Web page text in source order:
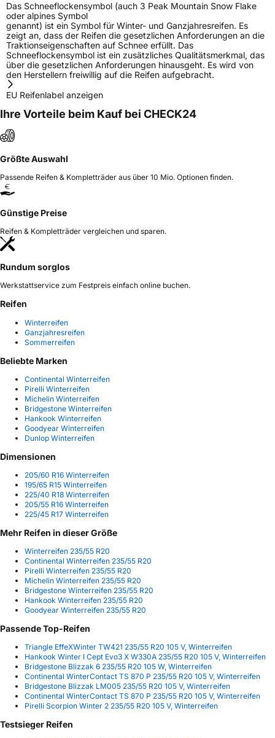
Das Schneeflockensymbol (auch 3 Peak Mountain Snow Flake
oder alpines Symbol
genannt) ist ein Symbol für Winter- und Ganzjahresreifen. Es
zeigt an, dass der Reifen die gesetzlichen Anforderungen an die
Traktionseigenschaften auf Schnee erfüllt. Das
Schneeflockensymbol ist ein zusätzliches Qualitätsmerkmal, das
über die gesetzlichen Anforderungen hinausgeht. Es wird von
den Herstellern freiwillig auf die Reifen aufgebracht.
EU Reifenlabel anzeigen
Ihre Vorteile beim Kauf bei CHECK24
Größte Auswahl
Passende Reifen & Kompletträder aus über 10 Mio. Optionen finden.
Günstige Preise
Reifen & Kompletträder vergleichen und sparen.
Rundum sorglos
Werkstattservice zum Festpreis einfach online buchen.
Reifen
Winterreifen
Ganzjahresreifen
Sommerreifen
Beliebte Marken
Continental Winterreifen
Pirelli Winterreifen
Michelin Winterreifen
Bridgestone Winterreifen
Hankook Winterreifen
Goodyear Winterreifen
Dunlop Winterreifen
Dimensionen
205/60 R16 Winterreifen
195/65 R15 Winterreifen
225/40 R18 Winterreifen
205/55 R16 Winterreifen
225/45 R17 Winterreifen
Mehr Reifen in dieser Größe
Winterreifen 235/55 R20
Continental Winterreifen 235/55 R20
Pirelli Winterreifen 235/55 R20
Michelin Winterreifen 235/55 R20
Bridgestone Winterreifen 235/55 R20
Hankook Winterreifen 235/55 R20
Goodyear Winterreifen 235/55 R20
Passende Top-Reifen
Triangle EffeXWinter TW421 235/55 R20 105 V, Winterreifen
Hankook Winter I Cept Evo3 X W330A 235/55 R20 105 V, Winterreifen
Bridgestone Blizzak 6 235/55 R20 105 W, Winterreifen
Continental WinterContact TS 870 P 235/55 R20 105 V, Winterreifen
Bridgestone Blizzak LM005 235/55 R20 105 V, Winterreifen
Continental WinterContact TS 870 P 235/55 R20 105 V, Winterreifen
Pirelli Scorpion Winter 2 235/55 R20 105 V, Winterreifen
Testsieger Reifen